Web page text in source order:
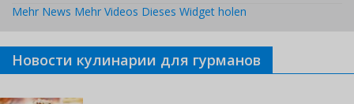
Mehr News Mehr Videos Dieses Widget holen
Новости кулинарии для гурманов